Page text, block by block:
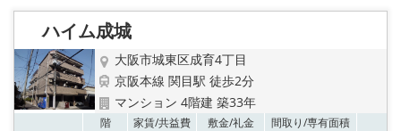
り
ハイム成城
大阪市城東区成育4丁目
京阪本線 関目駅 徒歩2分
マンション 4階建 築33年
階 家賃/共益費 敷金/礼金 間取り/専有面積